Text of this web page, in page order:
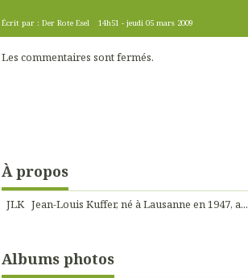
Écrit par : Der Rote Esel 14h51 -jeudi 05 mars 2009
Les commentaires sont fermés.
À propos
JLK Jean-Louis Kuffer, né à Lausanne en 1947, a...
Albums photos